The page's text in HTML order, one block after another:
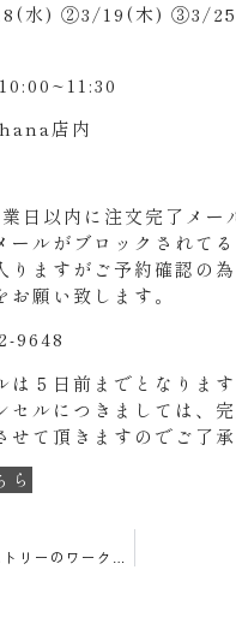
水) ②3/19(木) ③3/
店内
日以内に注文完了メー
ールがブロックされて
りますがご予約確認の
願い致します。
9648
５日前までとなります
セルにつきましては、
せて頂きますのでご了承
ら